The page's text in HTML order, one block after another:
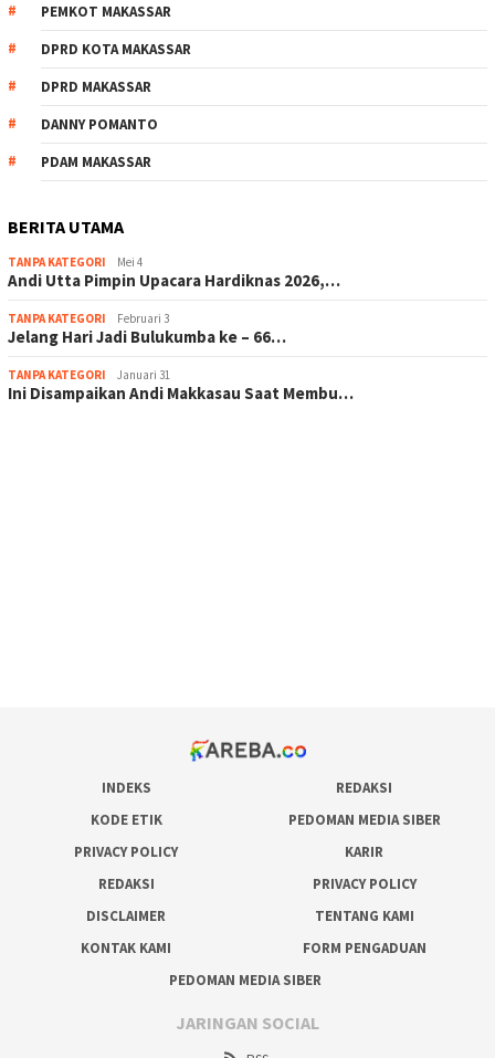
PEMKOT MAKASSAR
DPRD KOTA MAKASSAR
DPRD MAKASSAR
DANNY POMANTO
PDAM MAKASSAR
BERITA UTAMA
TANPA KATEGORI Mei 4
Andi Utta Pimpin Upacara Hardiknas 2026,…
TANPA KATEGORI Februari 3
Jelang Hari Jadi Bulukumba ke – 66…
TANPA KATEGORI Januari 31
Ini Disampaikan Andi Makkasau Saat Membu…
INDEKS
REDAKSI
KODE ETIK
PEDOMAN MEDIA SIBER
PRIVACY POLICY
KARIR
REDAKSI
PRIVACY POLICY
DISCLAIMER
TENTANG KAMI
KONTAK KAMI
FORM PENGADUAN
PEDOMAN MEDIA SIBER
JARINGAN SOCIAL